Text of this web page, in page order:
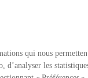
qui nous
d’analyser les